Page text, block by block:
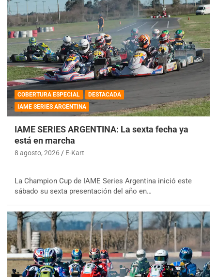
COBERTURA ESPECIAL
DESTACADA
IAME SERIES ARGENTINA
IAME SERIES ARGENTINA: La sexta fecha ya
está en marcha
8 agosto, 2026 E-Kart
La Champion Cup de IAME Series Argentina inició este
sábado su sexta presentación del año en…